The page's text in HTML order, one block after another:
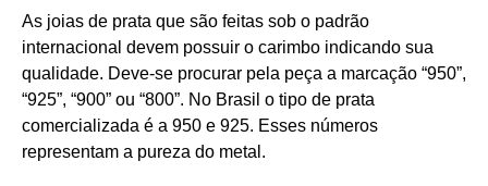
As joias de prata que são feitas sob o padrão
internacional devem possuir o carimbo indicando sua
qualidade. Deve-se procurar pela peça a marcação “950”,
“925”, “900” ou “800”. No Brasil o tipo de prata
comercializada é a 950 e 925. Esses números
representam a pureza do metal.